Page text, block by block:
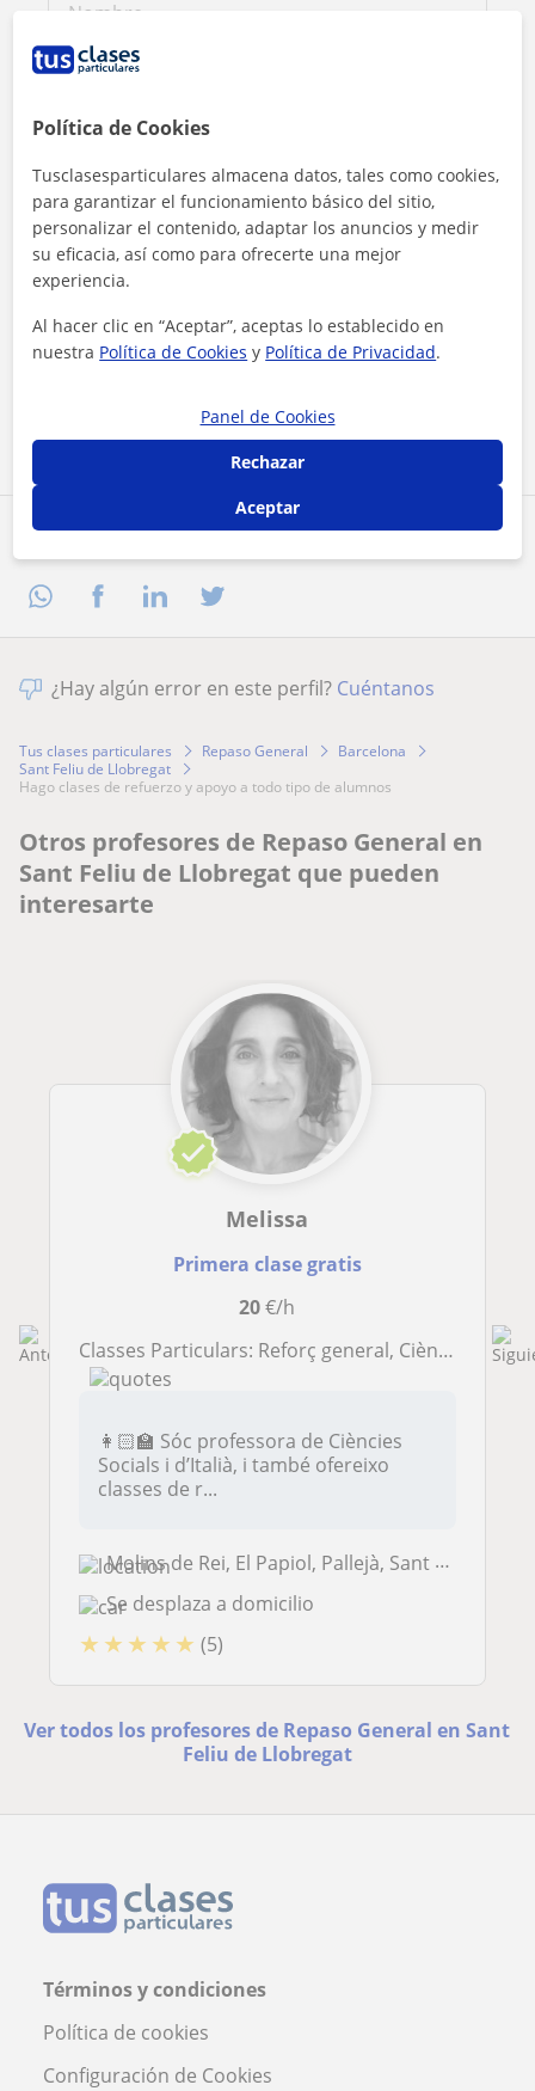
Comparte a este profesor
Al hacer clic, aceptas nuestro aviso legal y de privacidad
Contactar ahora
¿Hay algún error en este perfil? Cuéntanos
Tus clases particulares Repaso General
Barcelona
Sant Feliu de Llobregat
hago clases de refuerzo y apoyo a todo tipo de alumnos
Otros profesores de Repaso General en
Sant Feliu de Llobregat que pueden
interesarte
Melissa
Primera clase gratis
20€/h
Classes Particulars: Reforç general, Ciències Socials, Italià
👩🏻‍🏫 Sóc professora de Ciències
Socials i d’Italià, i també ofereixo
classes de r...
Molins de Rei, El Papiol, Pallejà, Sant Feliu de Llobregat, Cervelló, ...
Se desplaza a domicilio
★ ★ ★ ★ ★ (5)
Ver todos los profesores de Repaso General en Sant
Feliu de Llobregat
Términos y condiciones
Política de cookies
Configuración de Cookies
Política de Cookies
Tusclasesparticulares almacena datos, tales como cookies,
para garantizar el funcionamiento básico del sitio,
personalizar el contenido, adaptar los anuncios y medir
su eficacia, así como para ofrecerte una mejor
experiencia.
Al hacer clic en “Aceptar”, aceptas lo establecido en
nuestra Política de Cookies y Política de Privacidad.
Panel de Cookies
Rechazar
Aceptar